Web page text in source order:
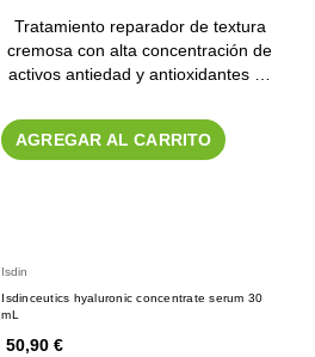
Tratamiento reparador de textura
cremosa con alta concentración de
activos antiedad y antioxidantes …
AGREGAR AL CARRITO
Isdin
Isdinceutics hyaluronic concentrate serum 30
mL
50,90 €